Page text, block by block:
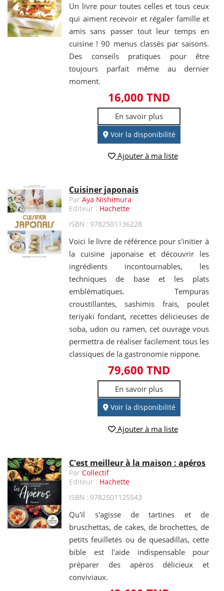
Un livre pour toutes celles et tous ceux
qui aiment recevoir et régaler famille et
amis sans passer tout leur temps en
cuisine ! 90 menus classés par saisons.
Des conseils pratiques pour être
toujours parfait même au dernier
moment.
16,000 TND
En savoir plus
Voir la disponibilité
Ajouter à ma liste
Cuisiner japonais
ParAya Nishimura
Editeur : Hachette
ISBN : 9782501136228
Voici le livre de référence pour s'initier à
la cuisine japonaise et découvrir les
ingrédients incontournables, les
techniques de base et les plats
emblématiques. Tempuras
croustillantes, sashimis frais, poulet
teriyaki fondant, recettes délicieuses de
soba, udon ou ramen, cet ouvrage vous
permettra de réaliser facilement tous les
classiques de la gastronomie nippone.
79,600 TND
En savoir plus
Voir la disponibilité
Ajouter à ma liste
C'est meilleur à la maison : apéros
ParCollectif
Editeur : Hachette
ISBN : 9782501125543
Qu'il s'agisse de tartines et de
bruschettas, de cakes, de brochettes, de
petits feuilletés ou de quesadillas, cette
bible est l'aide indispensable pour
préparer des apéros délicieux et
conviviaux.